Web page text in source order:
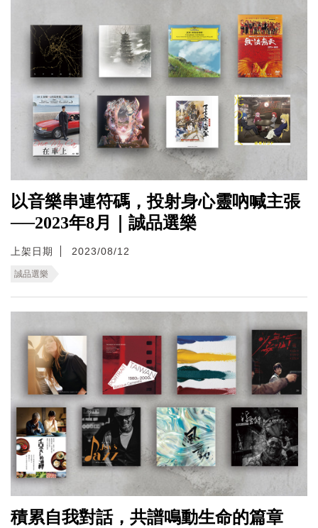
以音樂串連符碼，投射身心靈吶喊主張
──2023年8月｜誠品選樂
上架日期 2023/08/12
誠品選樂
積累自我對話，共譜鳴動生命的篇章